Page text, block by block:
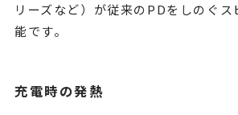
リーズなど）が従来のPDをしのぐ
能です。
充電時の発熱